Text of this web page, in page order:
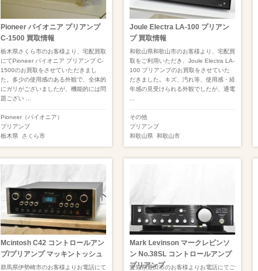
Pioneer パイオニア プリアンプ
C-1500 買取情報
栃木県さくら市のお客様より、宅配買取
にてPioneer パイオニア プリアンプ C-
1500のお買取をさせていただきまし
た。多少の使用感のある外観で、全体的
にガリがございましたが、機能的には問
題ござい ...
Pioneer（パイオニア）
プリアンプ
栃木県
さくら市
Joule Electra LA-100 プリアン
プ 買取情報
和歌山県和歌山市のお客様より、宅配買
取をご利用いただき、Joule Electra LA-
100 プリアンプのお買取をさせていた
だきました。キズ、汚れ等、使用感・経
年感の見受けられる外観でしたが、通電
その他
プリアンプ
和歌山県 和歌山市
Mcintosh C42 コントロールアン
プ/プリアンプ マッキントッシュ
群馬県伊勢崎市のお客様よりお電話にて
Mark Levinson マークレビンソ
ン No.38SL コントロールアンプ
プリアンプ
愛知県豊田市のお客様よりお電話にてご